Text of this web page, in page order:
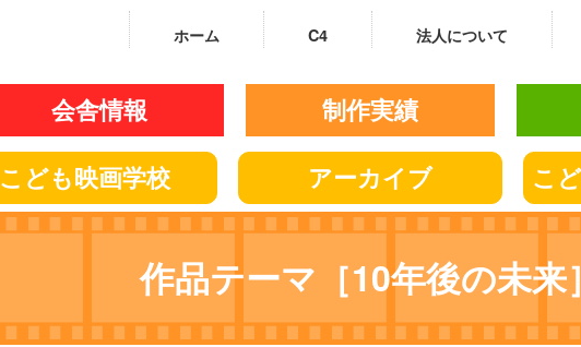
ホーム C4 法人について
会舎情報 制作実績
こども映画学校 アーカイブ こ
作品テーマ［10年後の未来］